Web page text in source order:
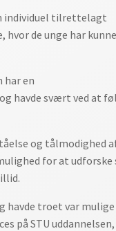
individuel tilrettelagt
de unge har
har en
havde svært ved at
og tålmodighed
for at udforske
havde troet var
på STU